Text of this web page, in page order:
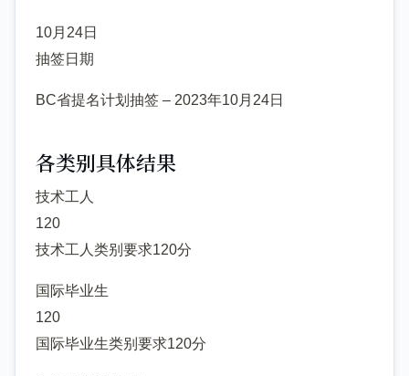
10月24日
抽签日期
BC省提名计划抽签 – 2023年10月24日
各类别具体结果
技术工人
120
技术工人类别要求120分
国际毕业生
120
国际毕业生类别要求120分